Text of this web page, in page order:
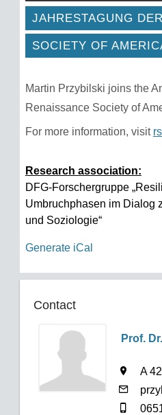
JAHRESTAGUNG
SOCIETY OF
Martin Przybilski joins the
Renaissance Society of
For more information, visit
Research association:
DFG-Forschergruppe
Umbruchphasen im Dialog
und Soziologie“
Generate iCal
Contact
Prof.
A